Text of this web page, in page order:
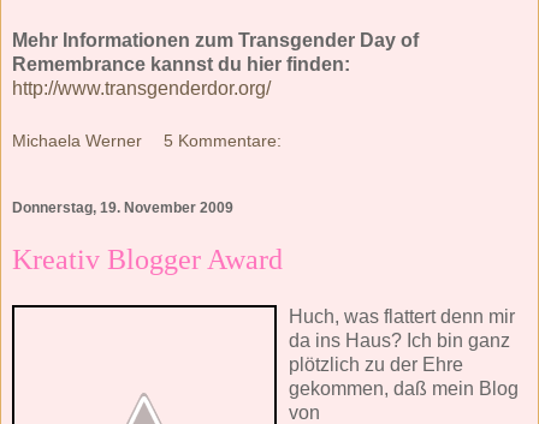
Mehr Informationen zum Transgender Day of
Remembrance kannst du hier finden:
http://www.transgenderdor.org/
Michaela Werner 5 Kommentare:
Donnerstag, 19. November 2009
Kreativ Blogger Award
Huch, was flattert denn mir
da ins Haus? Ich bin ganz
plötzlich zu der Ehre
gekommen, daß mein Blog
von